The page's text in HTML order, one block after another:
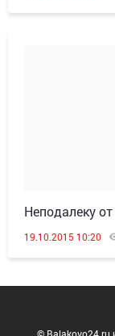
Неподалеку
19.10.2015 10:20